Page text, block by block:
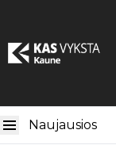
Naujausios